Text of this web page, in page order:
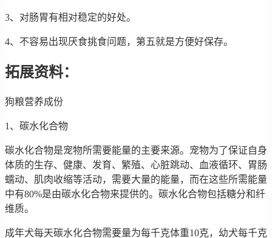
3、对肠胃有相对稳定的好处。
4、不容易出现厌食挑食问题，第五就是方便好保存。
拓展资料：
狗粮营养成份
1、碳水化合物
碳水化合物是宠物所需要能量的主要来源。宠物为了保证自身
体质的生存、健康、发育、繁殖、心脏跳动、血液循环、胃肠
蠕动、肌肉收缩等活动，需要大量的能量，而在这些所需能量
中有80%是由碳水化合物来提供的。碳水化合物包括糖分和纤
维质。
成年犬每天碳水化合物需要量为每千克体重10克，幼犬每千克